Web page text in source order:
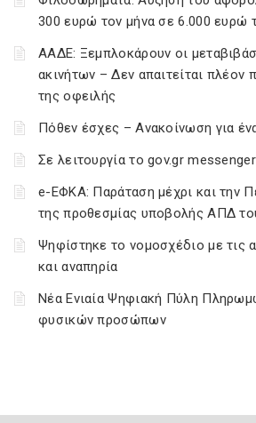
300 ευρώ τον μήνα σε 6.000 ευρώ
ΑΑΔΕ: Ξεμπλοκάρουν οι
ακινήτων – Δεν απαιτείται πλέον
της οφειλής
Πόθεν έσχες – Ανακοίνωση για
Σε λειτουργία το gov.gr messenger
e-ΕΦΚΑ: Παράταση μέχρι και την
της προθεσμίας υποβολής ΑΠΔ
Ψηφίστηκε το νομοσχέδιο με τις
και αναπηρία
Νέα Ενιαία Ψηφιακή Πύλη
φυσικών προσώπων